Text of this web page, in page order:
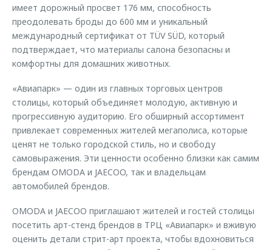
имеет дорожный просвет 176 мм, способность
преодолевать броды до 600 мм и уникальный
международный сертификат от TÜV SÜD, который
подтверждает, что материалы салона безопасны и
комфортны для домашних животных.
«Авиапарк» — один из главных торговых центров
столицы, который объединяет молодую, активную и
прогрессивную аудиторию. Его обширный ассортимент
привлекает современных жителей мегаполиса, которые
ценят не только городской стиль, но и свободу
самовыражения. Эти ценности особенно близки как самим
брендам OMODA и JAECOO, так и владельцам
автомобилей брендов.
OMODA и JAECOO приглашают жителей и гостей столицы
посетить арт-стенд брендов в ТРЦ «Авиапарк» и вживую
оценить детали стрит-арт проекта, чтобы вдохновиться